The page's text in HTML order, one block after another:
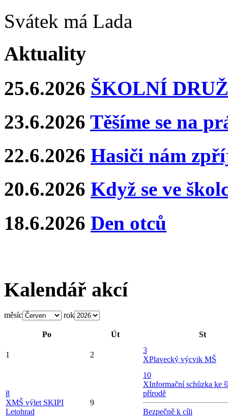
Svátek má Lada
Aktuality
25.6.2026 ŠKOLNÍ
23.6.2026 Těšíme se na
22.6.2026 Hasiči nám
20.6.2026 Když se ve
18.6.2026 Den otců
Kalendář akcí
měsíc rok
Po Út St
1 2
3
XPlavecký výcvik MŠ
8
XMŠ výlet SKIPI
Letohrad
9
10
XInformační schůzka ke
přírodě
Bezpečně k cíli